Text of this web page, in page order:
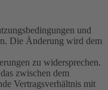
und
Die Änderung wird dem
zu widersprechen.
zwischen dem
Vertragsverhältnis mit